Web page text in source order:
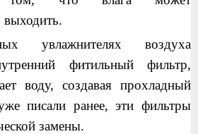
выходить.
увлажнителях воздуха
фитильный фильтр,
воду, создавая прохладный
писали ранее, эти фильтры
замены.